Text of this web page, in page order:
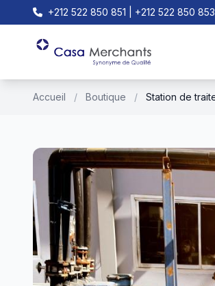
+212 522 850 851 | +212 522 850 853
Accueil / Boutique / Station de